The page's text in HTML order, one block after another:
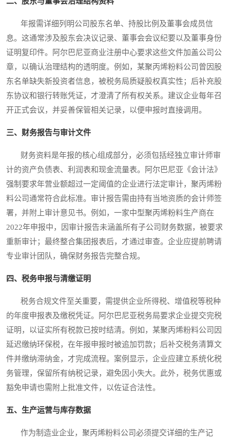
年报需详细列明公司股东名单、持股比例及董事会成员信
息。这通常涉及股东会决议记录、董事会会议纪要以及董事身份
证明复印件。阿尔巴尼亚商业注册中心要求这些文件加盖公司公
章，以确认治理结构的透明度。例如，某聚丙烯粉料公司曾因股
东名单缺失新投资者信息，被税务局质疑股权真实性；后补充股
东协议和银行转账凭证，才澄清了所有权关系。建议企业每年召
开正式会议，并妥善保管相关记录，以便申报时直接调用。
三、财务报告与审计文件
财务资料是年报的核心组成部分，必须包括经独立审计师审
计的资产负债表、利润表和现金流量表。阿尔巴尼亚《会计法》
强制要求年营业额超过一定阈值的企业进行法定审计，聚丙烯粉
料公司通常符合此标准。审计报告需由持有当地资质的会计师签
署，并附上审计意见书。例如，一家中型聚丙烯粉料生产商在
2022年申报中，因审计报告未涵盖所有子公司财务数据，被要求
重新审计；最终整合集团报表后，才通过审查。企业应提前聘请
专业审计团队，确保财务报告完整合规。
四、税务申报与清缴证明
税务合规文件至关重要，需提供企业所得税、增值税等税种
的年度申报表及缴税凭证。阿尔巴尼亚税务局要求企业提交完税
证明，以证实所有税款已按时结清。例如，某聚丙烯粉料公司因
延迟缴纳环保税，在年报申报时被追加罚款；后补交税务清算文
件并缴纳滞纳金，才完成流程。案例显示，企业应建立系统化税
务管理，保留所有纳税记录，避免因小失大。此外，税务优惠或
豁免申请也需附上批准文件，以佐证合法性。
五、生产运营与库存数据
作为制造业企业，聚丙烯粉料公司必须提交详细的生产记